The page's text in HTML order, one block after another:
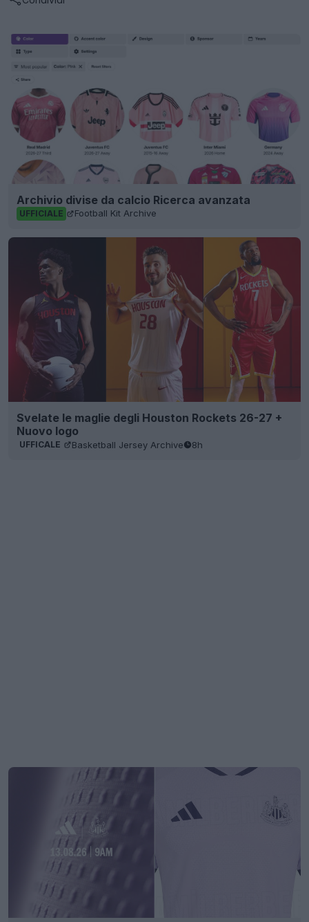
Archivio divise da calcio Ricerca avanzata
UFFICIALE Football Kit Archive
Svelate le maglie degli Houston Rockets 26-27 +
Nuovo logo
UFFICALE Basketball Jersey Archive 8h